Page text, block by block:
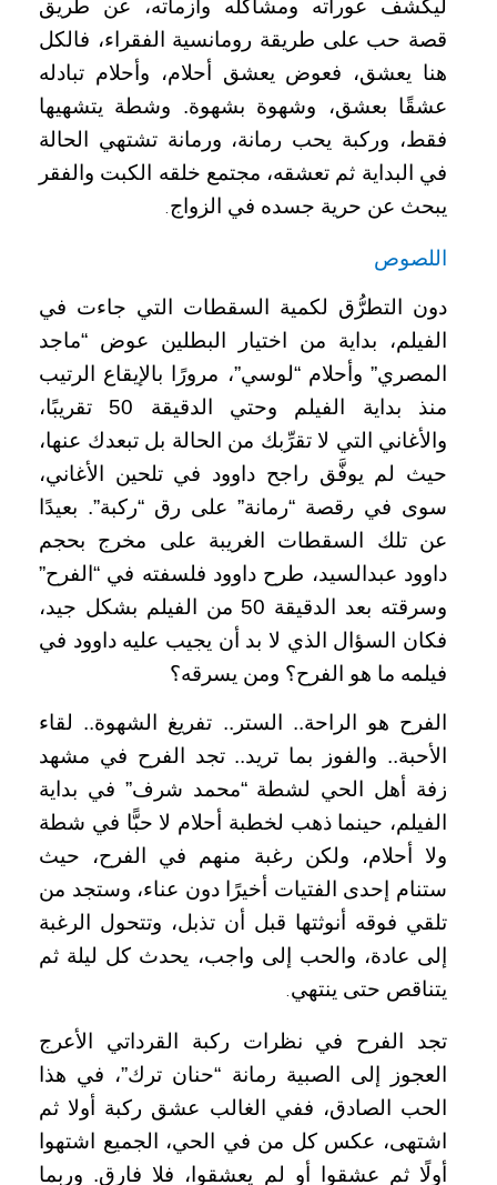
ليكشف عوراته ومشاكله وأزماته، عن طريق
قصة حب على طريقة رومانسية الفقراء، فالكل
هنا يعشق، فعوض يعشق أحلام، وأحلام تبادله
عشقًا بعشق، وشهوة بشهوة. وشطة يتشهيها
فقط، وركبة يحب رمانة، ورمانة تشتهي الحالة
في البداية ثم تعشقه، مجتمع خلقه الكبت والفقر
يبحث عن حرية جسده في الزواج.
اللصوص
دون التطرُّق لكمية السقطات التي جاءت في
الفيلم، بداية من اختيار البطلين عوض “ماجد
المصري” وأحلام “لوسي”، مرورًا بالإيقاع الرتيب
منذ بداية الفيلم وحتي الدقيقة 50 تقريبًا،
والأغاني التي لا تقرِّبك من الحالة بل تبعدك عنها،
حيث لم يوفَّق راجح داوود في تلحين الأغاني،
سوى في رقصة “رمانة” على رق “ركبة”. بعيدًا
عن تلك السقطات الغريبة على مخرج بحجم
داوود عبدالسيد، طرح داوود فلسفته في “الفرح”
وسرقته بعد الدقيقة 50 من الفيلم بشكل جيد،
فكان السؤال الذي لا بد أن يجيب عليه داوود في
فيلمه ما هو الفرح؟ ومن يسرقه؟
الفرح هو الراحة.. الستر.. تفريغ الشهوة.. لقاء
الأحبة.. والفوز بما تريد.. تجد الفرح في مشهد
زفة أهل الحي لشطة “محمد شرف” في بداية
الفيلم، حينما ذهب لخطبة أحلام لا حبًّا في شطة
ولا أحلام، ولكن رغبة منهم في الفرح، حيث
ستنام إحدى الفتيات أخيرًا دون عناء، وستجد من
تلقي فوقه أنوثتها قبل أن تذبل، وتتحول الرغبة
إلى عادة، والحب إلى واجب، يحدث كل ليلة ثم
يتناقص حتى ينتهي.
تجد الفرح في نظرات ركبة القرداتي الأعرج
العجوز إلى الصبية رمانة “حنان ترك”، في هذا
الحب الصادق، ففي الغالب عشق ركبة أولا ثم
اشتهى، عكس كل من في الحي، الجميع اشتهوا
أولًا ثم عشقوا أو لم يعشقوا، فلا فارق. وربما